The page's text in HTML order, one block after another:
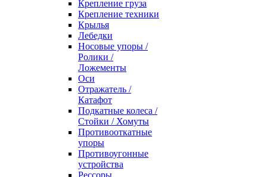
Крепление груза
Крепление техники
Крылья
Лебедки
Носовые упоры /
Ролики /
Ложементы
Оси
Отражатель /
Катафот
Подкатные колеса /
Стойки / Хомуты
Противооткатные
упоры
Противоугонные
устройства
Рессоры